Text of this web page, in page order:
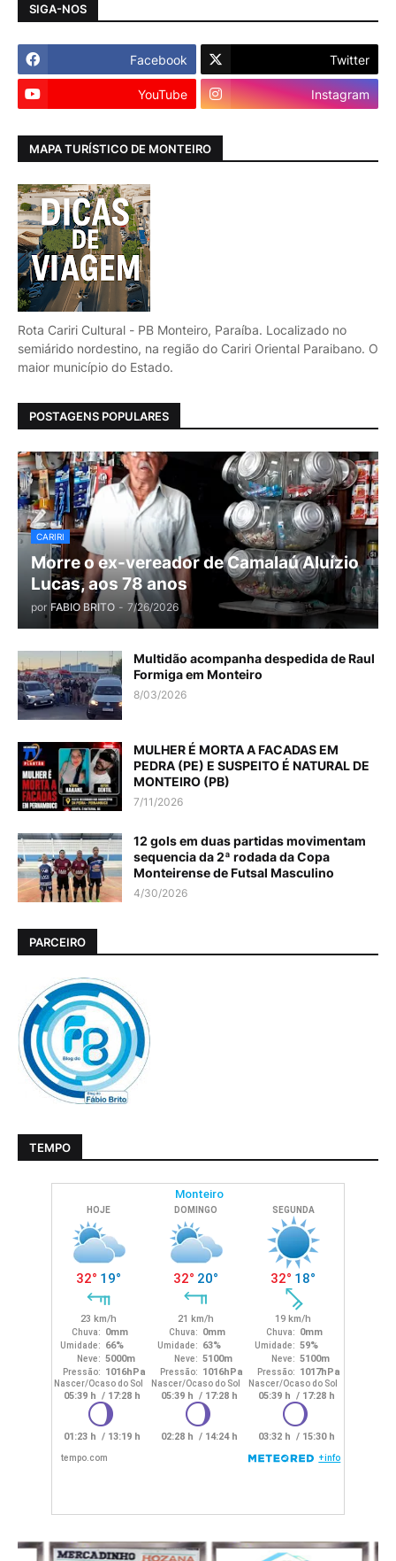
SIGA-NOS
Facebook Twitter
YouTube Instagram
MAPA TURÍSTICO DE MONTEIRO
Rota Cariri Cultural - PB Monteiro, Paraíba. Localizado no
semiárido nordestino, na região do Cariri Oriental Paraibano. O
maior município do Estado.
POSTAGENS POPULARES
CARIRI
Morre o ex-vereador de Camalaú Aluízio
Lucas, aos 78 anos
por FABIO BRITO - 7/26/2026
Multidão acompanha despedida de Raul
Formiga em Monteiro
8/03/2026
MULHER É MORTA A FACADAS EM
PEDRA (PE) E SUSPEITO É NATURAL DE
MONTEIRO (PB)
7/11/2026
12 gols em duas partidas movimentam
sequencia da 2ª rodada da Copa
Monteirense de Futsal Masculino
4/30/2026
PARCEIRO
TEMPO